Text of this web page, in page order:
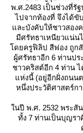
พ.ศ.2483 เป็นช่วงที่รั
ไปจากท้องที่ จึงได้ขั
ละบังคับให้ชาวสอง
มีศรัทธาเหนียวแน่น
ดยครูฟิลิป สีฟอง ถูกสั
ผู้ศรัทธาอีก 6 ท่านป
ชาวคริสต์อีก 4 ท่าน
ห่งนี้ (อยู่อีกฝั่งถนนต
หนึ่งประวัติศาสตร์ก
นปี พ.ศ. 2532 พระสั
ทั้ง 7 ท่านเป็นบุญร